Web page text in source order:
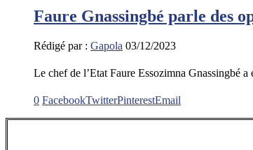
Faure Gnassingbé parle des
Rédigé par : Gapola 03/12/2023
Le chef de l’Etat Faure Essozimna Gnassingbé
0 FacebookTwitterPinterestEmail